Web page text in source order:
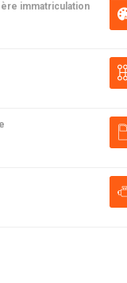
immatriculation